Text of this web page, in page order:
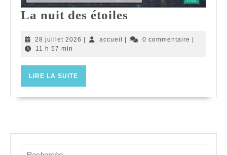
La nuit des étoiles
des
28 juillet 2026 28
accueil accueil0 commentaire
11 h 57 min
LIRE LA SUITE